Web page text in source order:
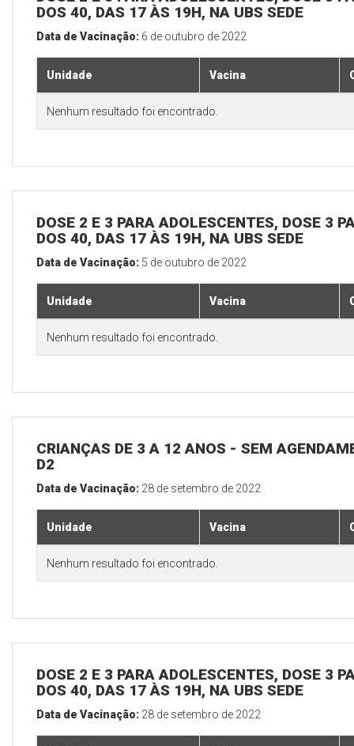
DOS 40, DAS 17 ÀS 19H, NA UBS SEDE
Data de Vacinação: 6 de outubro de 2022
Unidade Vacina
Nenhum resultado foi encontrado.
DOSE 2 E 3 PARA ADOLESCENTES, DOSE 3
DOS 40, DAS 17 ÀS 19H, NA UBS SEDE
Data de Vacinação: 5 de outubro de 2022
Unidade Vacina
Nenhum resultado foi encontrado.
CRIANÇAS DE 3 A 12 ANOS - SEM
D2
Data de Vacinação: 28 de setembro de 2022
Unidade Vacina
Nenhum resultado foi encontrado.
DOSE 2 E 3 PARA ADOLESCENTES, DOSE 3
DOS 40, DAS 17 ÀS 19H, NA UBS SEDE
Data de Vacinação: 28 de setembro de 2022